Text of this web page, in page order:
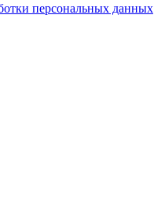
персональных данных